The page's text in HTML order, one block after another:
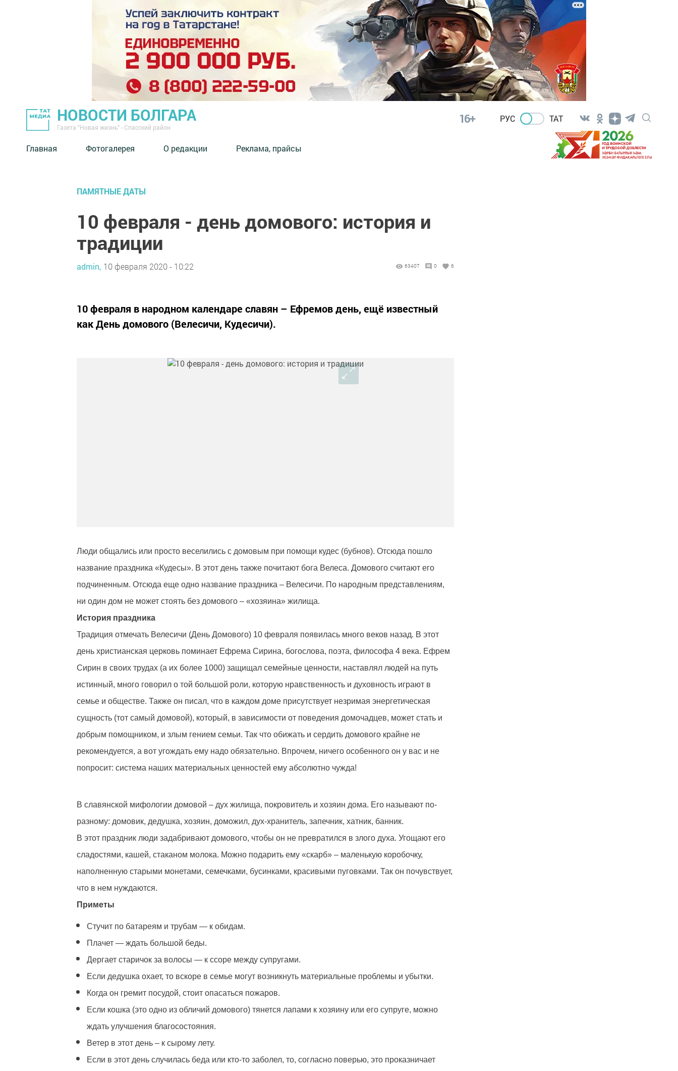
НОВОСТИ БОЛГАРА
Газета "Новая жизнь" - Спасский район
16+ РУС ТАТ
Главная Фотогалерея О редакции Реклама, прайсы
ПАМЯТНЫЕ ДАТЫ
10 февраля - день домового: история и
традиции
admin, 10 февраля 2020 - 10:22 63407 0 6
10 февраля в народном календаре славян – Ефремов день, ещё известный
как День домового (Велесичи, Кудесичи).
Люди общались или просто веселились с домовым при помощи кудес (бубнов). Отсюда пошло
название праздника «Кудесы». В этот день также почитают бога Велеса. Домового считают его
подчиненным. Отсюда еще одно название праздника – Велесичи. По народным представлениям,
ни один дом не может стоять без домового – «хозяина» жилища.
История праздника
Традиция отмечать Велесичи (День Домового) 10 февраля появилась много веков назад. В этот
день христианская церковь поминает Ефрема Сирина, богослова, поэта, философа 4 века. Ефрем
Сирин в своих трудах (а их более 1000) защищал семейные ценности, наставлял людей на путь
истинный, много говорил о той большой роли, которую нравственность и духовность играют в
семье и обществе. Также он писал, что в каждом доме присутствует незримая энергетическая
сущность (тот самый домовой), который, в зависимости от поведения домочадцев, может стать и
добрым помощником, и злым гением семьи. Так что обижать и сердить домового крайне не
рекомендуется, а вот угождать ему надо обязательно. Впрочем, ничего особенного он у вас и не
попросит: система наших материальных ценностей ему абсолютно чужда!
В славянской мифологии домовой – дух жилища, покровитель и хозяин дома. Его называют по-
разному: домовик, дедушка, хозяин, доможил, дух-хранитель, запечник, хатник, банник.
В этот праздник люди задабривают домового, чтобы он не превратился в злого духа. Угощают его
сладостями, кашей, стаканом молока. Можно подарить ему «скарб» – маленькую коробочку,
наполненную старыми монетами, семечками, бусинками, красивыми пуговками. Так он почувствует,
что в нем нуждаются.
Приметы
Стучит по батареям и трубам — к обидам.
Плачет — ждать большой беды.
Дергает старичок за волосы — к ссоре между супругами.
Если дедушка охает, то вскоре в семье могут возникнуть материальные проблемы и убытки.
Когда он гремит посудой, стоит опасаться пожаров.
Если кошка (это одно из обличий домового) тянется лапами к хозяину или его супруге, можно
ждать улучшения благосостояния.
Ветер в этот день – к сырому лету.
Если в этот день случилась беда или кто-то заболел, то, согласно поверью, это проказничает